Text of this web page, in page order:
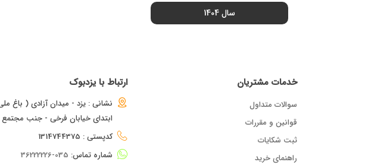
سال 1404
خدمات مشتریان
سوالات متداول
قوانین و مقررات
ثبت شکایات
راهنمای خرید
ارتباط با یزدبوک
نشانی : یزد - میدان آزادی ( باغ
ابتدای خیابان فرخی - جنب مجتمع
کدپستی : 1314744375
شماره تماس: 035-36222226